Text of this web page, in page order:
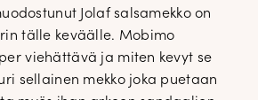
Jolaf salsamekko on
tälle keväälle. Mobimo
viehättävä ja miten kevyt se
sellainen mekko joka puetaan